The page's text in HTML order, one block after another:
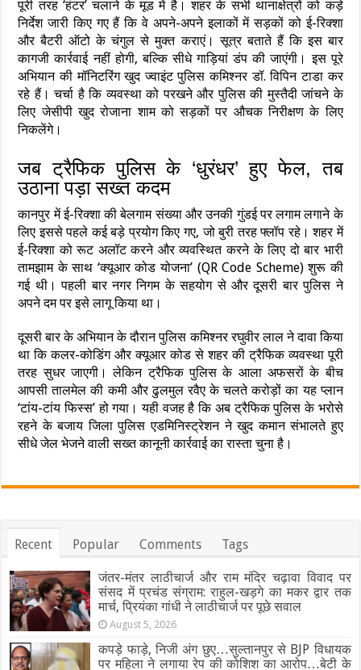
पूरी तरह ‘हंटर’ चलाने के मूड में है। शहर के सभी थानाक्षेत्रों को कड़े
निर्देश जारी किए गए हैं कि वे अपने-अपने इलाकों में सड़कों को ई-रिक्शा
और बैटरी ऑटो के चंगुल से मुक्त कराएं। सूत्र बताते हैं कि इस बार
कागजी कार्रवाई नहीं होगी, बल्कि सीधे गाड़ियां डंप की जाएंगी। इस पूरे
अभियान की मॉनिटरिंग खुद ज्वाइंट पुलिस कमिश्नर डॉ. विपिन टाडा कर
रहे हैं। चर्चा है कि व्यवस्था को परखने और पुलिस की मुस्तैदी जांचने के
लिए जेसीपी खुद रोजाना शाम को सड़कों पर औचक निरीक्षण के लिए
निकलेंगे।
जब ट्रैफिक पुलिस के ‘धुरंधर’ हुए फेल, तब
उठाना पड़ा सख्त कदम
कानपुर में ई-रिक्शा की बेलगाम संख्या और उनकी गुंडई पर लगाम लगाने के
लिए इससे पहले कई बड़े प्रयोग किए गए, जो बुरी तरह फ्लॉप रहे। शहर में
ई-रिक्शा को रूट अलॉट करने और व्यवस्थित करने के लिए दो बार भारी
तामझाम के साथ ‘क्यूआर कोड योजना’ (QR Code Scheme) शुरू की
गई थी। पहली बार नगर निगम के सहयोग से और दूसरी बार पुलिस ने
अपने दम पर इसे लागू किया था।
दूसरी बार के अभियान के दौरान पुलिस कमिश्नर रघुवीर लाल ने दावा किया
था कि कलर-कोडिंग और क्यूआर कोड से शहर की ट्रैफिक व्यवस्था पूरी
तरह सुधर जाएगी। लेकिन ट्रैफिक पुलिस के आला अफसरों के बीच
आपसी तालमेल की कमी और ढुलमुल रवैए के चलते करोड़ों का यह प्लान
‘टांय-टांय फिस्स’ हो गया। यही वजह है कि अब ट्रैफिक पुलिस के भरोसे
रहने के बजाय जिला पुलिस एडमिनिस्ट्रेशन ने खुद कमान संभालते हुए
सीधे जेल भेजने वाली सख्त कानूनी कार्रवाई का रास्ता चुना है।
Recent Popular Comments Tags
जंतर-मंतर लाठीचार्ज और राम मंदिर चढ़ावा विवाद पर
संसद में प्रचंड संग्राम: राहुल-खड़गे का मकर द्वार तक
मार्च, प्रियंका गांधी ने लाठीचार्ज पर पूछे सवाल
August 5, 2026
कपड़े फाड़े, निजी अंग छुए…सुल्तानपुर से BJP विधायक
पर महिला ने लगाया रेप की कोशिश का आरोप…बेटी के